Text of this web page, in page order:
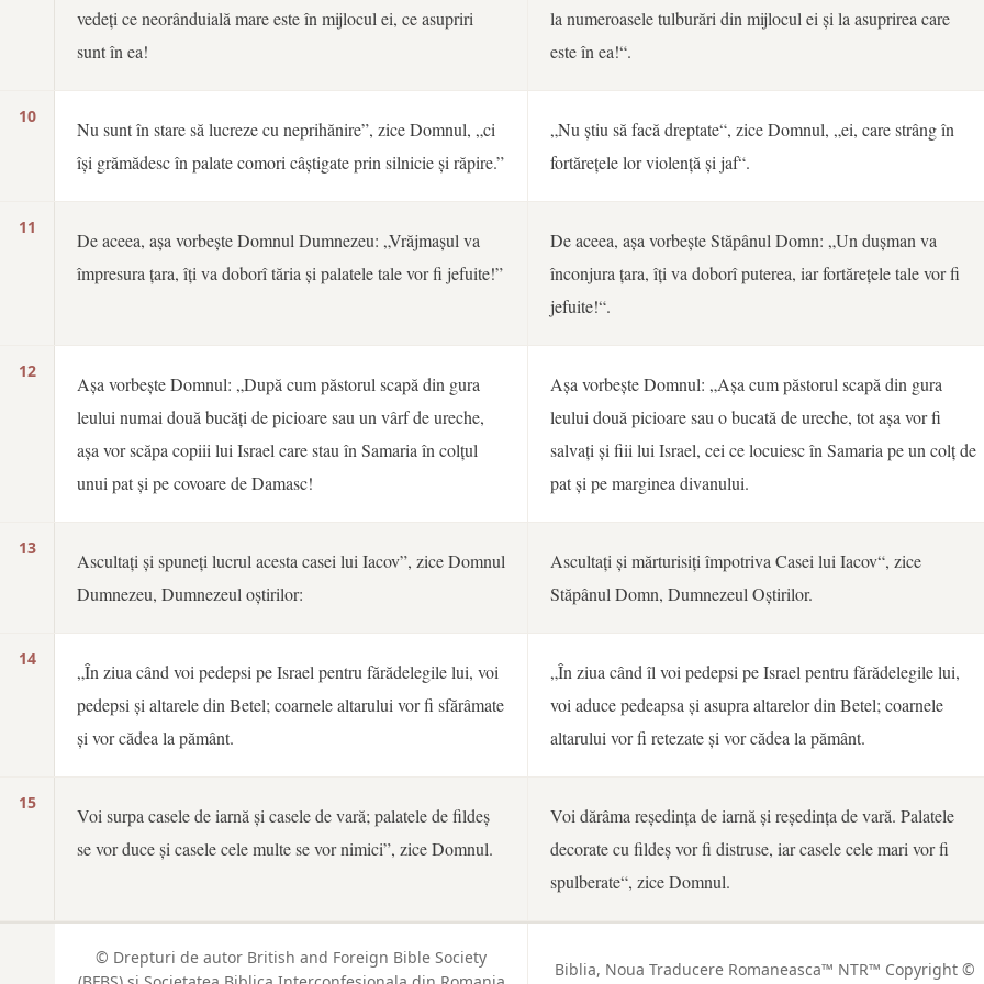
vedeți ce neorânduială mare este în mijlocul ei, ce asupriri
sunt în ea!
la numeroasele tulburări din mijlocul ei și la asuprirea care
este în ea!“.
10
Nu sunt în stare să lucreze cu neprihănire”, zice Domnul, „ci
își grămădesc în palate comori câștigate prin silnicie și răpire.”
„Nu știu să facă dreptate“, zice Domnul, „ei, care strâng în
fortărețele lor violență și jaf“.
11
De aceea, așa vorbește Domnul Dumnezeu: „Vrăjmașul va
împresura țara, îți va doborî tăria și palatele tale vor fi jefuite!”
De aceea, așa vorbește Stăpânul Domn: „Un dușman va
înconjura țara, îți va doborî puterea, iar fortărețele tale vor fi
jefuite!“.
12
Așa vorbește Domnul: „După cum păstorul scapă din gura
leului numai două bucăți de picioare sau un vârf de ureche,
așa vor scăpa copiii lui Israel care stau în Samaria în colțul
unui pat și pe covoare de Damasc!
Așa vorbește Domnul: „Așa cum păstorul scapă din gura
leului două picioare sau o bucată de ureche, tot așa vor fi
salvați și fiii lui Israel, cei ce locuiesc în Samaria pe un colț de
pat și pe marginea divanului.
13
Ascultați și spuneți lucrul acesta casei lui Iacov”, zice Domnul
Dumnezeu, Dumnezeul oștirilor:
Ascultați și mărturisiți împotriva Casei lui Iacov“, zice
Stăpânul Domn, Dumnezeul Oștirilor.
14
„În ziua când voi pedepsi pe Israel pentru fărădelegile lui, voi
pedepsi și altarele din Betel; coarnele altarului vor fi sfărâmate
și vor cădea la pământ.
„În ziua când îl voi pedepsi pe Israel pentru fărădelegile lui,
voi aduce pedeapsa și asupra altarelor din Betel; coarnele
altarului vor fi retezate și vor cădea la pământ.
15
Voi surpa casele de iarnă și casele de vară; palatele de fildeș
se vor duce și casele cele multe se vor nimici”, zice Domnul.
Voi dărâma reședința de iarnă și reședința de vară. Palatele
decorate cu fildeș vor fi distruse, iar casele cele mari vor fi
spulberate“, zice Domnul.
© Drepturi de autor British and Foreign Bible Society
Biblia, Noua Traducere Romaneasca™ NTR™ Copyright ©